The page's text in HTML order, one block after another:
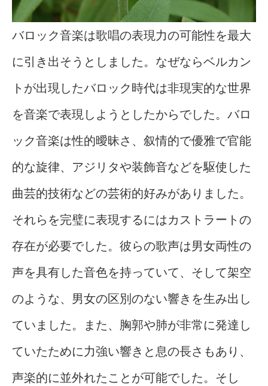
バロック音楽は歌唱の表現力の可能性を最大
に引き出そうとしました。なぜならベルカン
トが出現したバロック時代は非現実的な世界
を音楽で表現しようとしたからでした。バロ
ック音楽は性的曖昧さ、叙情的で優雅で官能
的な旋律、アジリタや装飾音などを駆使した
曲芸的技術などの芸術的好みがありました。
それらを完璧に表現するにはカストラートの
存在が必要でした。彼らの歌声は男女両性の
声を具有した音色を持っていて、そして架空
のような、男女の区別のない響きを生み出し
ていました。また、胸郭や肺が非常に発達し
ていたために力強い響きと息の長さもあり、
声楽的に並外れたことが可能でした。そし